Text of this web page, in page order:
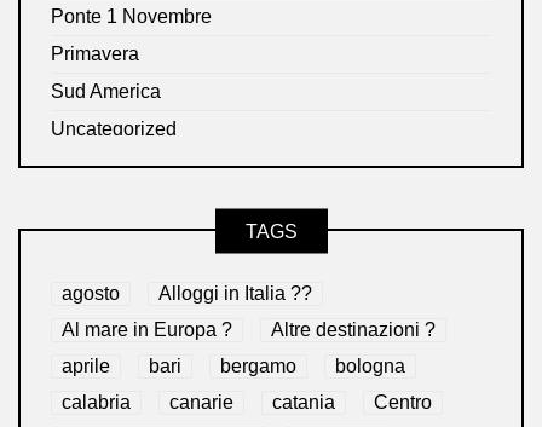
Ponte 1 Novembre
Primavera
Sud America
Uncategorized
TAGS
agosto
Alloggi in Italia ??
Al mare in Europa ?️
Altre destinazioni ?
aprile
bari bergamo
bologna
calabria
canarie catania
Centro